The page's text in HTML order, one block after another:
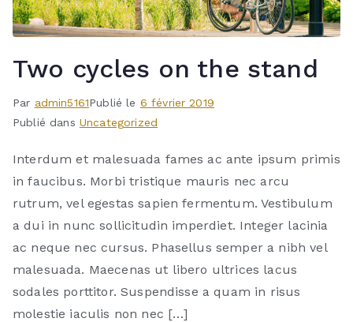
Two cycles on the stand
Par admin5161Publié le 6 février 2019
Publié dans Uncategorized
Interdum et malesuada fames ac ante ipsum primis
in faucibus. Morbi tristique mauris nec arcu
rutrum, vel egestas sapien fermentum. Vestibulum
a dui in nunc sollicitudin imperdiet. Integer lacinia
ac neque nec cursus. Phasellus semper a nibh vel
malesuada. Maecenas ut libero ultrices lacus
sodales porttitor. Suspendisse a quam in risus
molestie iaculis non nec […]